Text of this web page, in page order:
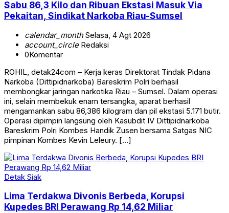
Sabu 86,3 Kilo dan Ribuan Ekstasi Masuk Via
Pekaitan, Sindikat Narkoba Riau-Sumsel
calendar_monthSelasa, 4 Agt 2026
account_circleRedaksi
0Komentar
ROHIL, detak24com – Kerja keras Direktorat Tindak Pidana
Narkoba (Dittipidnarkoba) Bareskrim Polri berhasil
membongkar jaringan narkotika Riau – Sumsel. Dalam operasi
ini, selain membekuk enam tersangka, aparat berhasil
mengamankan sabu 86,386 kilogram dan pil ekstasi 5.171 butir.
Operasi dipimpin langsung oleh Kasubdit IV Dittipidnarkoba
Bareskrim Polri Kombes Handik Zusen bersama Satgas NIC
pimpinan Kombes Kevin Leleury. […]
Detak Siak
Lima Terdakwa Divonis Berbeda, Korupsi
Kupedes BRI Perawang Rp 14,62 Miliar